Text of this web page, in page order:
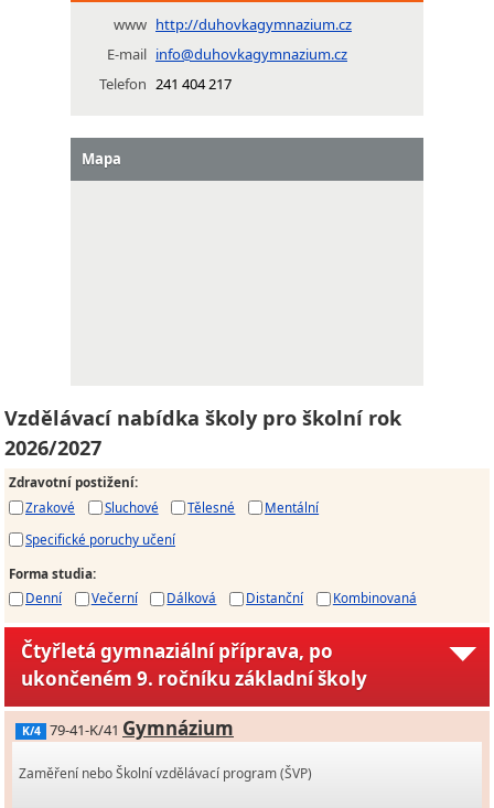
www http://duhovkagymnazium.cz
E-mail info@duhovkagymnazium.cz
Telefon 241 404 217
Mapa
Vzdělávací nabídka školy pro školní rok
2026/2027
Zdravotní postižení:
Zrakové
Sluchové Tělesné
Mentální
Specifické poruchy učení
Forma studia:
Denní
Večerní Dálková Distanční Kombinovaná
Čtyřletá gymnaziální příprava, po
ukončeném 9. ročníku základní školy
K/4 79-41-K/41 Gymnázium
Zaměření nebo Školní vzdělávací program (ŠVP)